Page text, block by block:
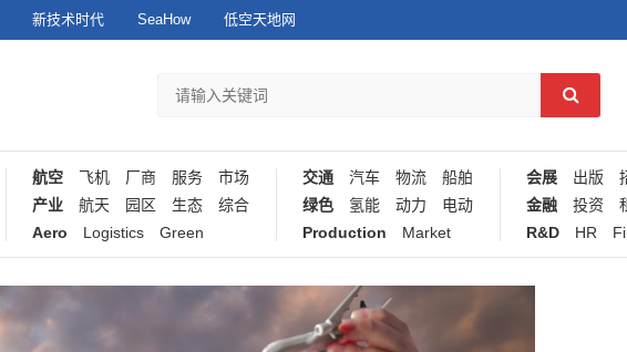
新技术时代 SeaHow 低空天地网
航空 飞机 厂商 服务
市场
产业
航天 园区 生态
综合
Aero
Logistics Green
交通 汽车 物流
船舶
绿色
氢能 动力
电动
Production
Market
会展 出版
金融
投资
R&D
HR